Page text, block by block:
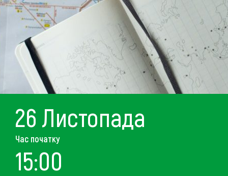
26 Листопада
Час початку
15:00